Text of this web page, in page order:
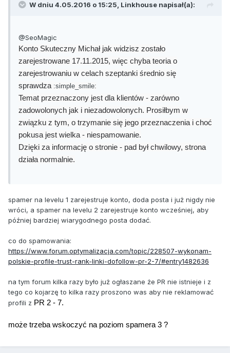
W dniu 4.05.2016 o 15:25, Linkhouse napisał(a):
@SeoMagic
Konto Skuteczny Michał jak widzisz zostało
zarejestrowane 17.11.2015, więc chyba teoria o
zarejestrowaniu w celach szeptanki średnio się
sprawdza :simple_smile:
Temat przeznaczony jest dla klientów - zarówno
zadowolonych jak i niezadowolonych. Prosiłbym w
związku z tym, o trzymanie się jego przeznaczenia i choć
pokusa jest wielka - niespamowanie.
Dzięki za informację o stronie - pad był chwilowy, strona
działa normalnie.
spamer na levelu 1 zarejestruje konto, doda posta i już nigdy nie
wróci, a spamer na levelu 2 zarejestruje konto wcześniej, aby
później bardziej wiarygodnego posta dodać.
co do spamowania:
https://www.forum.optymalizacja.com/topic/228507-wykonam-
polskie-profile-trust-rank-linki-dofollow-pr-2-7/#entry1482636
na tym forum kilka razy było już ogłaszane że PR nie istnieje i z
tego co kojarzę to kilka razy proszono was aby nie reklamować
profili z PR 2 - 7.
może trzeba wskoczyć na poziom spamera 3 ?